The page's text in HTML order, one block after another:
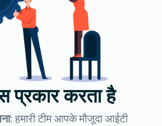
प्रकार करता है
हमारी टीम आपके मौजूदा आईटी